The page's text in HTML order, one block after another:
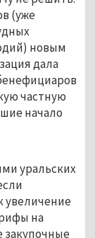
(уже
новым
дала
частную
начало
уральских
увеличение
на
закупочные